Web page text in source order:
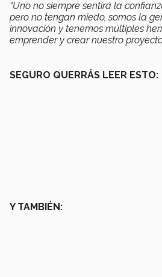
“Uno no siempre sentirá la
pero no tengan miedo, somos la
innovación y tenemos múltiples
emprender y crear nuestro
SEGURO QUERRÁS LEER ESTO:
Y TAMBIÉN: